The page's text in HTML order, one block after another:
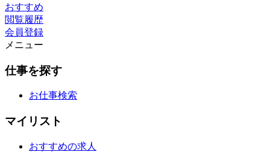
おすすめ
閲覧履歴
会員登録
メニュー
仕事を探す
お仕事検索
マイリスト
おすすめの求人